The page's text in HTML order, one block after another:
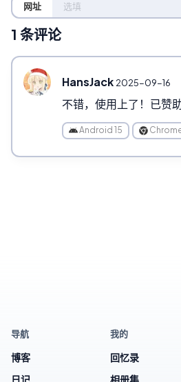
网址
1 条评论
HansJack 2025-09-16
不错，使用上了！已赞
Android 15
导航
博客
日记
我的
回忆录
相册集